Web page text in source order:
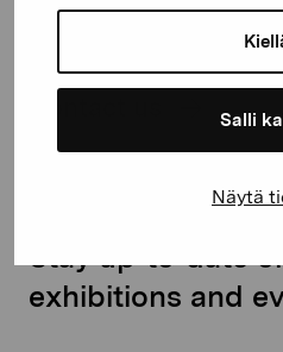
Salli
Näytä
Stay up-to-date
exhibitions and